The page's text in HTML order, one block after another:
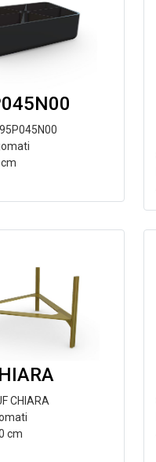
CHIARA
cm